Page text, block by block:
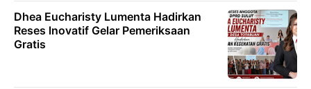
Dhea Eucharisty Lumenta Hadirkan
Reses lnovatif Gelar Pemeriksaan
Gratis